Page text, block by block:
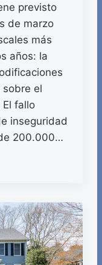
previsto
de marzo
más
años: la
el
fallo
inseguridad
200.000…